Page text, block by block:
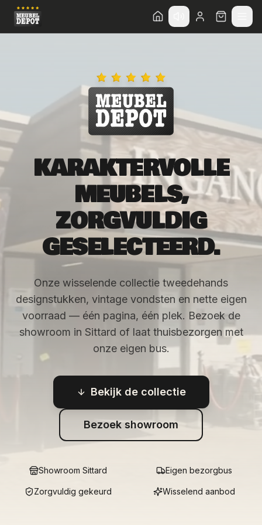
KARAKTERVOLLE
MEUBELS,
ZORGVULDIG
GESELECTEERD.
Onze wisselende collectie tweedehands
designstukken, vintage vondsten en nette eigen
voorraad — één pagina, één plek. Bezoek de
showroom in Sittard of laat thuisbezorgen met
onze eigen bus.
Bekijk de collectie
Bezoek showroom
Showroom Sittard Eigen bezorgbus
Zorgvuldig gekeurd Wisselend aanbod